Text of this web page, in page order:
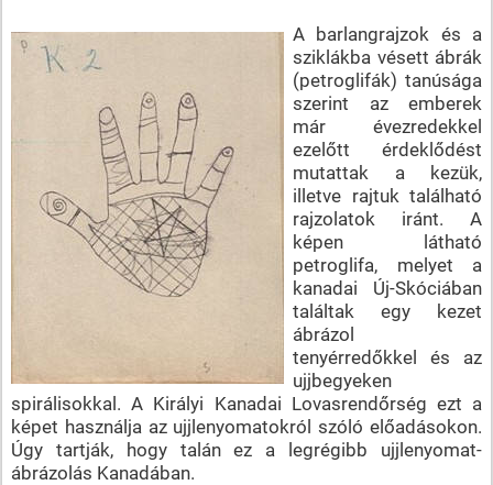
A barlangrajzok és a
sziklákba vésett ábrák
(petroglifák) tanúsága
szerint az emberek
már évezredekkel
ezelőtt érdeklődést
mutattak a kezük,
illetve rajtuk található
rajzolatok iránt. A
képen látható
petroglifa, melyet a
kanadai Új-Skóciában
találtak egy kezet
ábrázol
tenyérredőkkel és az
ujjbegyeken
spirálisokkal. A Királyi Kanadai Lovasrendőrség ezt a
képet használja az ujjlenyomatokról szóló előadásokon.
Úgy tartják, hogy talán ez a legrégibb ujjlenyomat-
ábrázolás Kanadában.